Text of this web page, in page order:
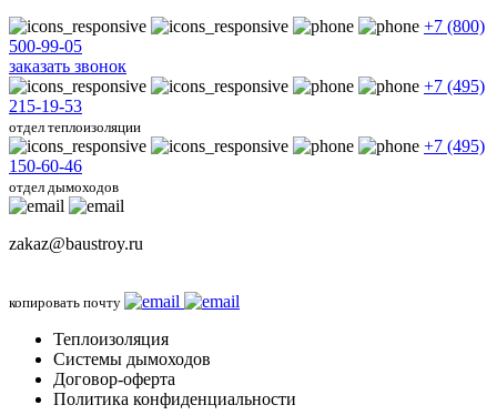
+7 (800)
500-99-05
заказать звонок
+7 (495)
215-19-53
отдел теплоизоляции
+7 (495)
150-60-46
отдел дымоходов
zakaz@baustroy.ru
копировать почту
Теплоизоляция
Системы дымоходов
Договор-оферта
Политика конфиденциальности